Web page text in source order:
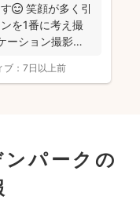
😊 笑顔が多く引
を1番に考え撮
ーション撮影も
： 7日以上前
パークの